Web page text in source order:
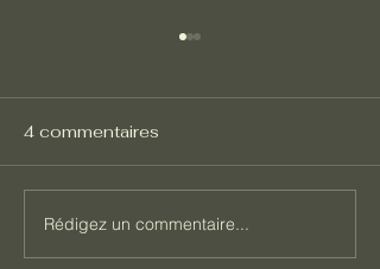
4 commentaires
Rédigez un commentaire...